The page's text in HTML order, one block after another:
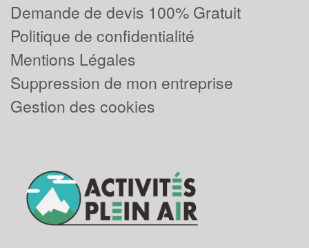
Demande de devis 100% Gratuit
Politique de confidentialité
Mentions Légales
Suppression de mon entreprise
Gestion des cookies